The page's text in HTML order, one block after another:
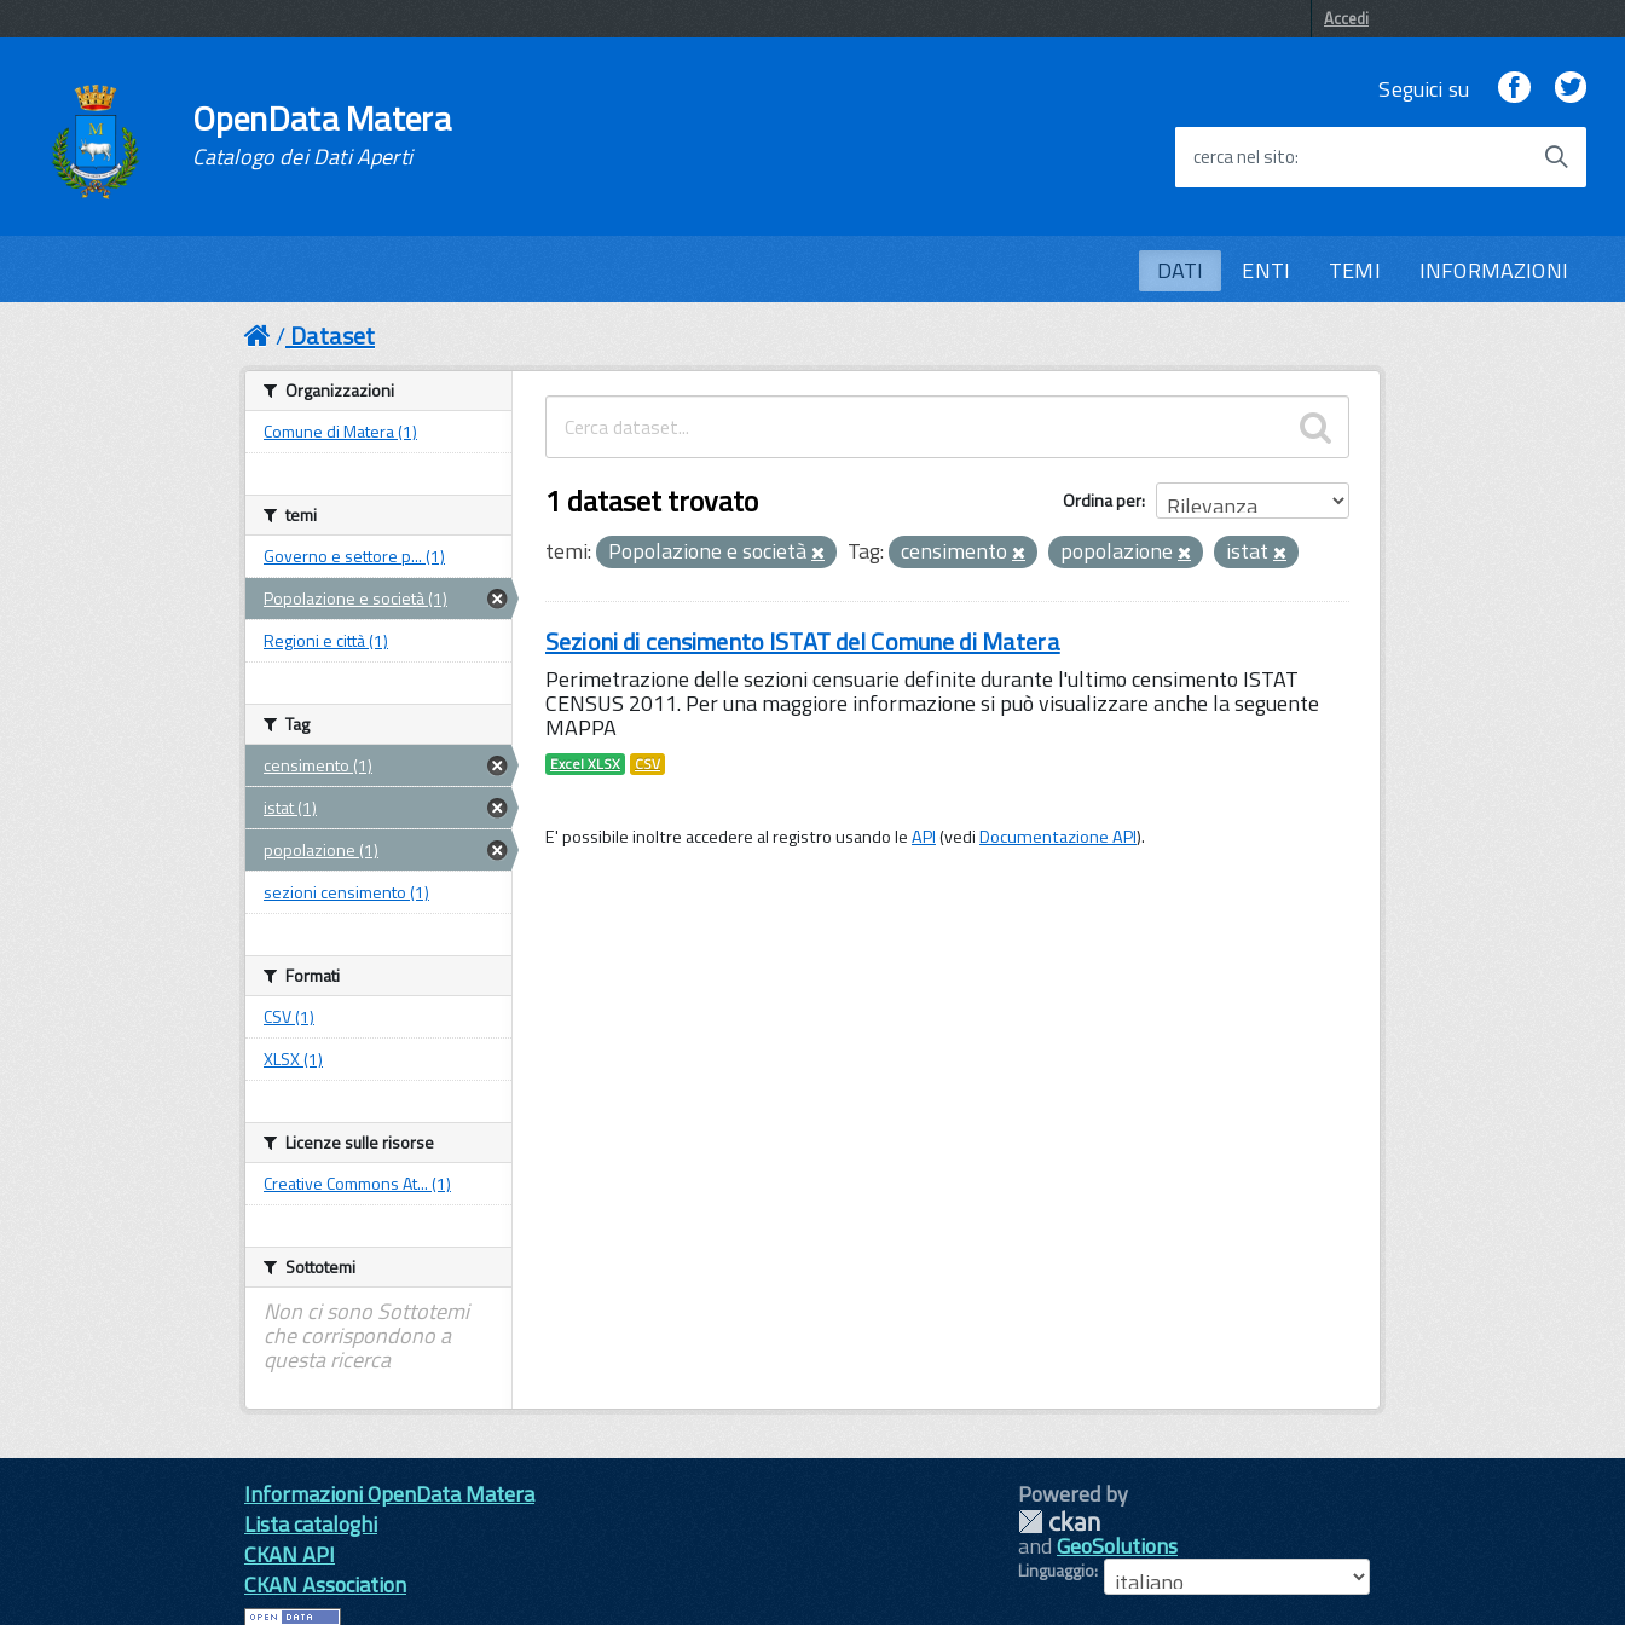
Accedi
OpenData Matera
Catalogo dei Dati Aperti
Seguici su Facebook
cerca nel sito
DATI ENTI TEMI INFORMAZIONI
Dataset
Ordina per
1 dataset trovato
temi: Popolazione e società Tag: censimento popolazione istat
Sezioni di censimento ISTAT del Comune di Matera
Perimetrazione delle sezioni censuarie definite durante l'ultimo censimento ISTAT
CENSUS 2011. Per una maggiore informazione si può visualizzare anche la seguente
MAPPA
Excel XLSX CSV
E' possibile inoltre accedere al registro usando leAPI(vediDocumentazione API).
Organizzazioni
Comune di Matera (1)
temi
Governo e settore p... (1)
Popolazione e società (1)
Regioni e città (1)
Tag
censimento (1)
istat (1)
popolazione (1)
sezioni censimento (1)
Formati
CSV (1)
XLSX (1)
Licenze sulle risorse
Creative Commons At... (1)
Sottotemi
Non ci sono Sottotemi
che corrispondono a
questa ricerca
Informazioni OpenData Matera
Lista cataloghi
CKAN API
CKAN Association
Powered by
andGeoSolutions
Linguaggio